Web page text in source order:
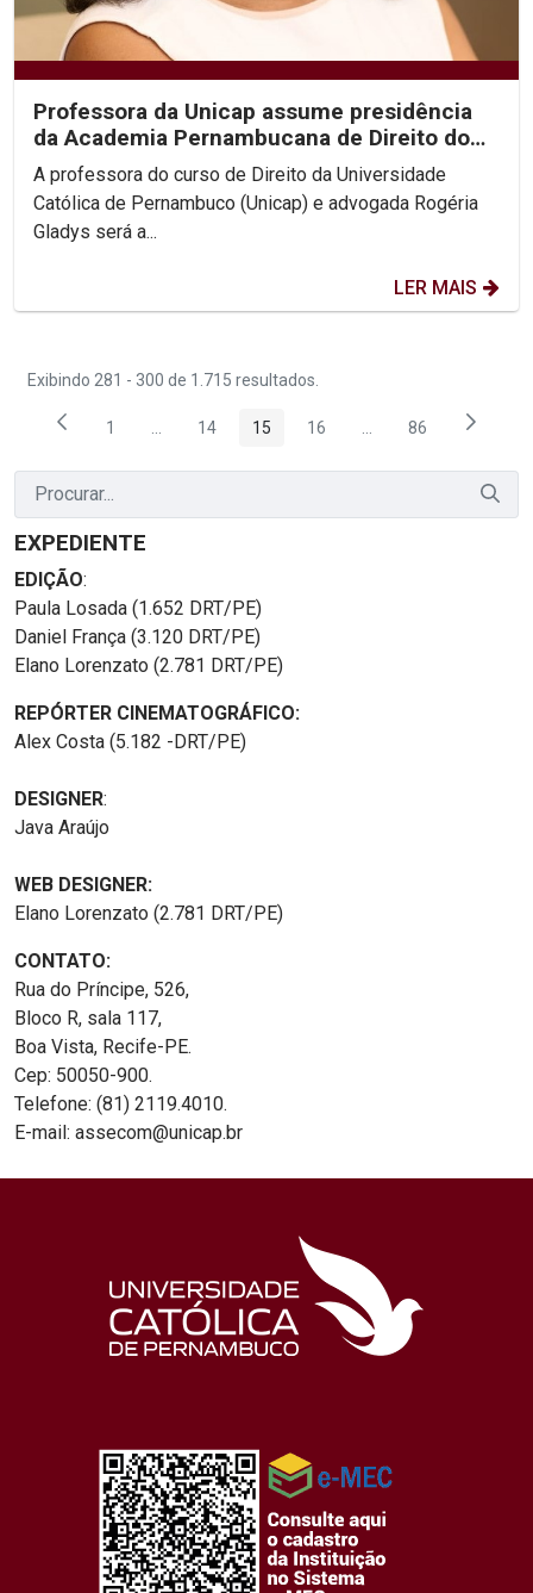
Professora da Unicap assume presidência
da Academia Pernambucana de Direito do
Trabalho
A professora do curso de Direito da Universidade
Católica de Pernambuco (Unicap) e advogada Rogéria
Gladys será a...
LER MAIS
Exibindo 281 - 300 de 1.715 resultados.
Página
1 Páginas intermediárias Usar ABA para navegar.
Página
14 Página
15 Página
16 PáginasPágina
86
EXPEDIENTE
EDIÇÃO:
Paula Losada (1.652 DRT/PE)
Daniel França (3.120 DRT/PE)
Elano Lorenzato (2.781 DRT/PE)
REPÓRTER CINEMATOGRÁFICO:
Alex Costa (5.182 -DRT/PE)
DESIGNER:
Java Araújo
WEB DESIGNER:
Elano Lorenzato (2.781 DRT/PE)
CONTATO:
Rua do Príncipe, 526,
Bloco R, sala 117,
Boa Vista, Recife-PE.
Cep: 50050-900.
Telefone: (81) 2119.4010.
E-mail: assecom@unicap.br